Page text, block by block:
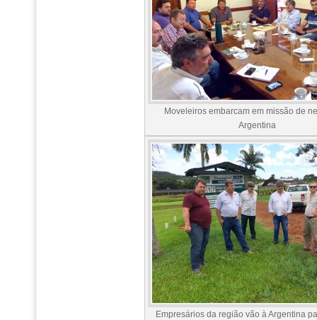
Moveleiros embarcam em missão de
Argentina
Empresários da região vão à Argentina